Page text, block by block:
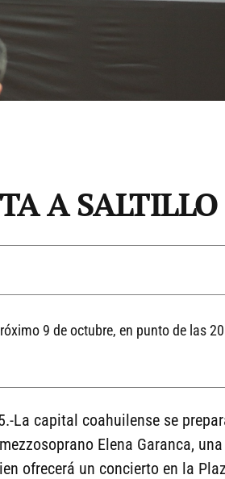
A SALTILLO
9 de octubre, en punto de las
La capital coahuilense se
Elena Garanca,
ofrecerá un concierto en la